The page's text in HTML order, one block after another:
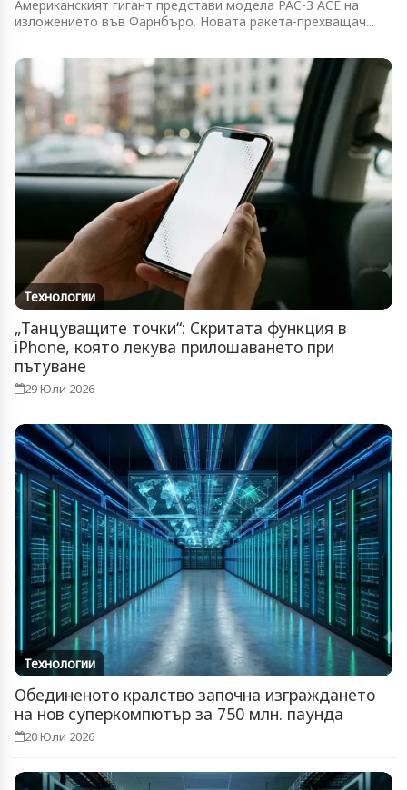
Американският гигант представи модела PAC-3 ACE на
изложението във Фарнбъро. Новата ракета-прехващач...
Технологии
„Танцуващите точки“: Скритата функция в
iPhone, която лекува прилошаването при
пътуване
29 Юли 2026
Технологии
Обединеното кралство започна изграждането
на нов суперкомпютър за 750 млн. паунда
20 Юли 2026